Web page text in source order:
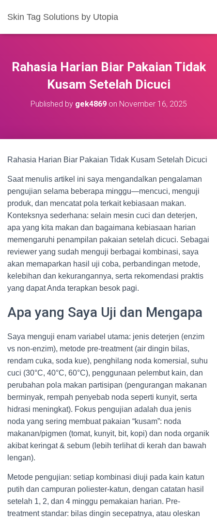
Skin Tag Solutions by Utopia
Rahasia Harian Biar Pakaian Tidak
Kusam Setelah Dicuci
Published by gek4869on November 16, 2025
Rahasia Harian Biar Pakaian Tidak Kusam Setelah Dicuci
Saat menulis artikel ini saya mengandalkan pengalaman
pengujian selama beberapa minggu—mencuci, menguji
produk, dan mencatat pola terkait kebiasaan makan.
Konteksnya sederhana: selain mesin cuci dan deterjen,
apa yang kita makan dan bagaimana kebiasaan harian
memengaruhi penampilan pakaian setelah dicuci. Sebagai
reviewer yang sudah menguji berbagai kombinasi, saya
akan memaparkan hasil uji coba, perbandingan metode,
kelebihan dan kekurangannya, serta rekomendasi praktis
yang dapat Anda terapkan besok pagi.
Apa yang Saya Uji dan Mengapa
Saya menguji enam variabel utama: jenis deterjen (enzim
vs non-enzim), metode pre-treatment (air dingin bilas,
rendam cuka, soda kue), penghilang noda komersial, suhu
cuci (30°C, 40°C, 60°C), penggunaan pelembut kain, dan
perubahan pola makan partisipan (pengurangan makanan
berminyak, rempah penyebab noda seperti kunyit, serta
hidrasi meningkat). Fokus pengujian adalah dua jenis
noda yang sering membuat pakaian “kusam”: noda
makanan/pigmen (tomat, kunyit, bit, kopi) dan noda organik
akibat keringat & sebum (lebih terlihat di kerah dan bawah
lengan).
Metode pengujian: setiap kombinasi diuji pada kain katun
putih dan campuran poliester-katun, dengan catatan hasil
setelah 1, 2, dan 4 minggu pemakaian harian. Pre-
treatment standar: bilas dingin secepatnya, atau oleskan